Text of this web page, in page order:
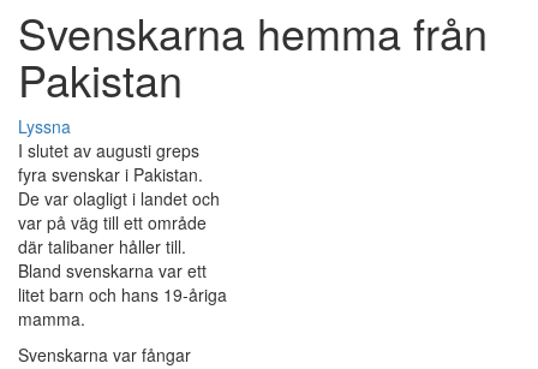
Svenskarna hemma från
Pakistan
Lyssna
I slutet av augusti greps
fyra svenskar i Pakistan.
De var olagligt i landet och
var på väg till ett område
där talibaner håller till.
Bland svenskarna var ett
litet barn och hans 19-åriga
mamma.
Svenskarna var fångar